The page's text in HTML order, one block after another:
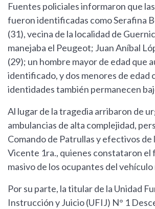
Fuentes policiales informaron que
fueron identificadas como Serafina
(31), vecina de la localidad de
manejaba el Peugeot; Juan Aníbal
(29); un hombre mayor de edad que
identificado, y dos menores de edad
identidades también permanecen
Al lugar de la tragedia arribaron de
ambulancias de alta complejidad,
Comando de Patrullas y efectivos de
Vicente 1ra., quienes constataron el
masivo de los ocupantes del vehículo
Por su parte, la titular de la Unidad
Instrucción y Juicio (UFIJ) N° 1